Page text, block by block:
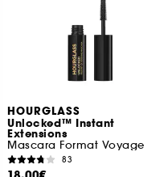
HOURGLASS
Unlocked™ Instant
Extensions
Mascara Format Voyage
83